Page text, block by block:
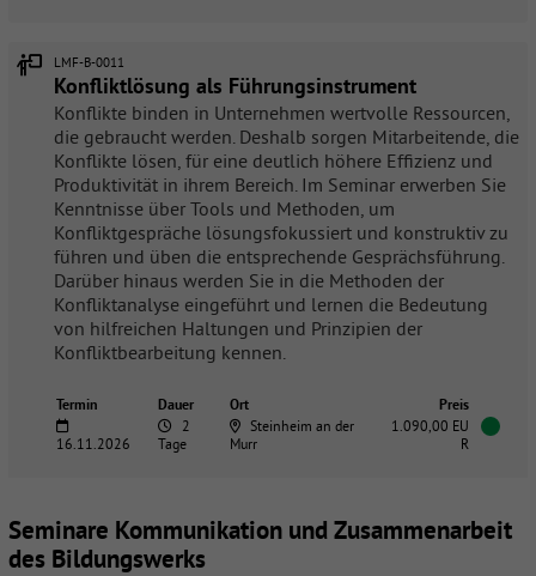
LMF-B-0011
Konfliktlösung als Führungsinstrument
Konflikte binden in Unternehmen wertvolle Ressourcen,
die gebraucht werden. Deshalb sorgen Mitarbeitende, die
Konflikte lösen, für eine deutlich höhere Effizienz und
Produktivität in ihrem Bereich. Im Seminar erwerben Sie
Kenntnisse über Tools und Methoden, um
Konfliktgespräche lösungsfokussiert und konstruktiv zu
führen und üben die entsprechende Gesprächsführung.
Darüber hinaus werden Sie in die Methoden der
Konfliktanalyse eingeführt und lernen die Bedeutung
von hilfreichen Haltungen und Prinzipien der
Konfliktbearbeitung kennen.
Termin Dauer Ort Preis
16.11.2026
2
Tage
Steinheim an der
Murr
1.090,00 EU
R
Seminare Kommunikation und Zusammenarbeit
des Bildungswerks